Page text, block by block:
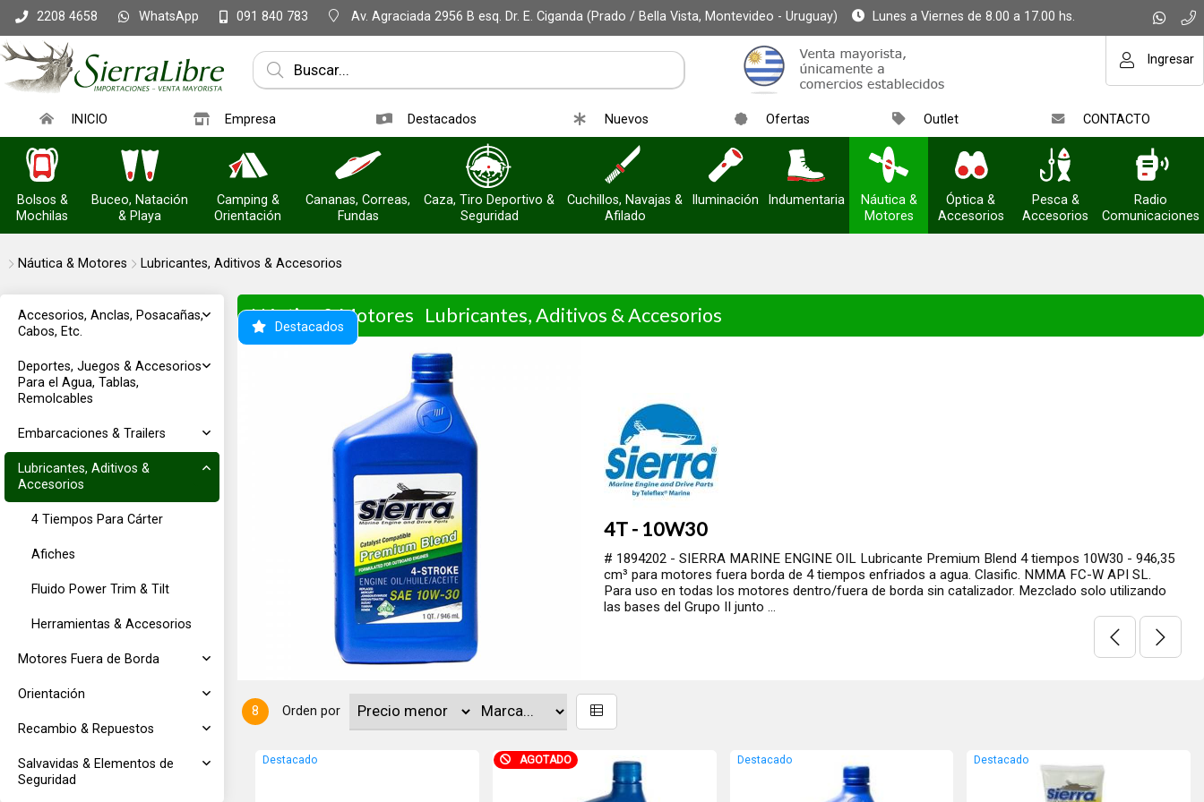
2208 4658 WhatsApp 091 840 783 Av. Agraciada 2956 B esq. Dr. E. Ciganda (Prado / Bella Vista, Montevideo - Uruguay) Lunes a Viernes de 8.00 a 17.00 hs.
Ingresar
INICIO Empresa Destacados Nuevos Ofertas Outlet CONTACTO
Bolsos &
Mochilas
Buceo, Natación
& Playa
Camping &
Orientación
Cananas, Correas,
Fundas
Caza, Tiro Deportivo &
Seguridad
Cuchillos, Navajas &
Afilado
Iluminación Indumentaria
Náutica &
Motores
Óptica &
Accesorios
Pesca &
Accesorios
Radio
Comunicaciones
Náutica & Motores Lubricantes, Aditivos & Accesorios
Accesorios, Anclas, Posacañas,
Cabos, Etc.
Deportes, Juegos & Accesorios
Para el Agua, Tablas,
Remolcables
Embarcaciones & Trailers
Lubricantes, Aditivos &
Accesorios
4 Tiempos Para Cárter
Afiches
Fluido Power Trim & Tilt
Herramientas & Accesorios
Motores Fuera de Borda
Orientación
Recambio & Repuestos
Salvavidas & Elementos de
Seguridad
Náutica & Motores Lubricantes, Aditivos & Accesorios
Destacados
C14-Plus/SL; Volvo VDS-3;
y envasado en los EEUU
4T - 10W30
# 1894202 - SIERRA MARINE ENGINE OIL Lubricante Premium Blend 4 tiempos 10W30 - 946,35
cm³ para motores fuera borda de 4 tiempos enfriados a agua. Clasific. NMMA FC-W API SL.
Para uso en todas los motores dentro/fuera de borda sin catalizador. Mezclado solo utilizando
las bases del Grupo II junto ...
8 Orden por
Destacado AGOTADO Destacado Destacado